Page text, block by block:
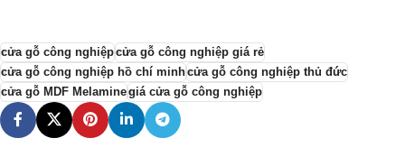
cửa gỗ công nghiệpcửa gỗ công nghiệp giá rẻ
cửa gỗ công nghiệp hồ chí minhcửa gỗ công nghiệp thủ đức
cửa gỗ MDF Melaminegiá cửa gỗ công nghiệp